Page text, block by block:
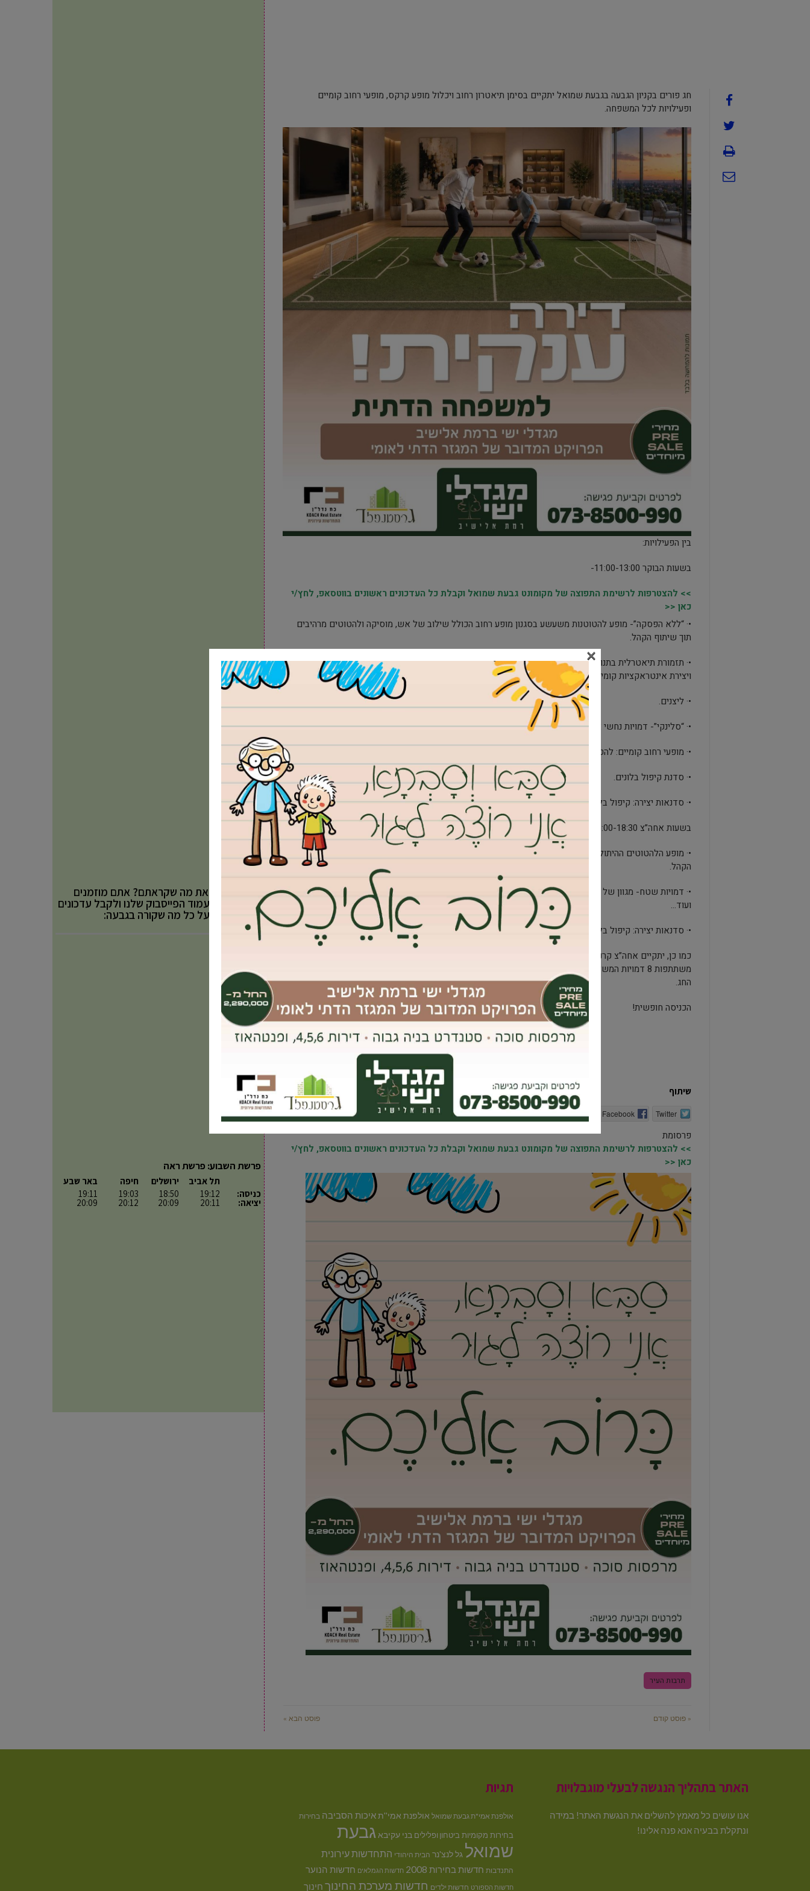
חג פורים בקניון הגבעה בגבעת שמואל יתקיים בסימן תיאטרון רחוב ויכלול מופע קרקס, מופעי רחוב קומיים
ופעילויות לכל המשפחה.
בין הפעילויות:
בשעות הבוקר 11:00-13:00-
>> להצטרפות לרשימת התפוצה של מקומונט גבעת שמואל וקבלת כל העדכונים ראשונים בווטסאפ, לחץ/י
כאן <<
•· “ללא הפסקה”- מופע להטוטנות משעשע בסגנון מופע רחוב הכולל שילוב של אש, מוסיקה ולהטוטים מרהיבים
תוך שיתוף הקהל.
•· תזמורת תיאטרלית בתנועה – תהלוכה של נגנים בתלבושות צבעוניות המנגנים בסגנון “דיקסי” תוך שיתוף הקהל
ויצירת אינטראקציות קומית.
•· ליצנים.
•· “סלינקי”- דמויות נחשי אלומניום הנעות בחלל תוך יצירת אינטראקציה תנועתית עם הקהל.
•· מופעי רחוב קומיים: להטוטים, דמויות קביים מעוצבות ועוד…
•· סדנת קיפול בלונים.
•· סדנאות יצירה: קיפול בלונים ויצירת מסכות ברוח הקרנבל בונציה.
בשעות אחה”צ 16:00-18:30-
•· מופע הלהטוטים ההיתולי של שמבוקי- חד אופן ענק, אש, דיאבולו ועוד להטוטים בשילוב מוסיקה קצבית ושיתוף
הקהל.
•· דמויות שטח- מגוון של דמויות היתוליות בהן: האלסטיקה- דמויות המשנות את צורתן, “מר טלוויזיה”, “אני פורים”
ועוד…
•· סדנאות יצירה: קיפול בלונים ויצירת מסכות ברוח הקרנבל בונציה.
כמו כן, יתקיים אחה”צ קרנבל המסכות- התהלוכה הגדולה- תהלוכה צבעונית ברוח קרנבל המסכות בונציה בה
משתתפות 8 דמויות המשלבות מסכות ברוח הקרנבל בליווי נגנים אשר יגיעו לקניון הגבעה ויביאו עימם את אווירת
החג.
הכניסה חופשית!
שיתוף
Twitter
Facebook
פרסומת
>> להצטרפות לרשימת התפוצה של מקומונט גבעת שמואל וקבלת כל העדכונים ראשונים בווטסאפ, לחץ/י
כאן <<
תרבות העיר
« פוסט קודם פוסט הבא »
אהבתם את מה שקראתם? אתם מוזמנים
לעקוב אחר עמוד הפייסבוק שלנו ולקבל עדכונים
באופן שוטף על כל מה שקורה בגבעה:
פרשת השבוע: פרשת ראה
כניסה:
יציאה:
תל אביב
19:12
20:11
ירושלים
18:50
20:09
חיפה
19:03
20:12
באר שבע
19:11
20:09
האתר בתהליך הנגשה לבעלי מוגבלויות
אנו עושים כל מאמץ להשלים את הנגשת האתר! במידה
ונתקלת בבעיה אנא פנה אלינו!
תגיות
אולפנת אמי"ת גבעת שמואל אולפנת אמי''תאיכות הסביבה בחירות
בחירות מקומיותביטחון ופלילים בני עקיבא גבעת
שמואל גל לנצ'נר הבית היהודי התחדשות עירונית
התנדבות חדשות בחירות 2008 חדשות הגמלאים חדשות הנוער
חדשות הספורט חדשות ילדים חדשות מערכת החינוך חינוך
×